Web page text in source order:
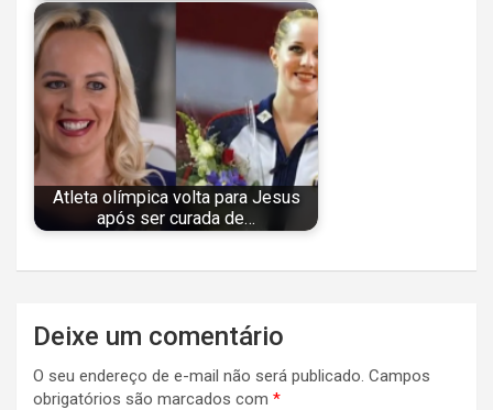
Atleta olímpica volta para Jesus
após ser curada de…
Navegação
de
Post
Deixe um comentário
O seu endereço de e-mail não será publicado. Campos
obrigatórios são marcados com *